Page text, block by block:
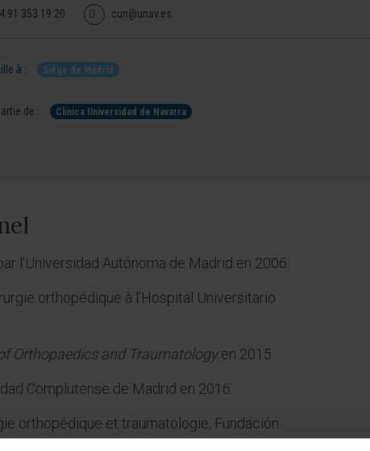
91 353 19 20 cun@unav.es
à : Siège de Madrid
de : Clínica Universidad de Navarra
l’Universidad Autónoma de Madrid en 2006.
orthopédique à l’Hospital Universitario
Orthopaedics and Traumatologyen 2015.
Complutense de Madrid en 2016.
orthopédique et traumatologie, Fundación